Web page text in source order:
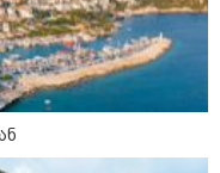
772.00